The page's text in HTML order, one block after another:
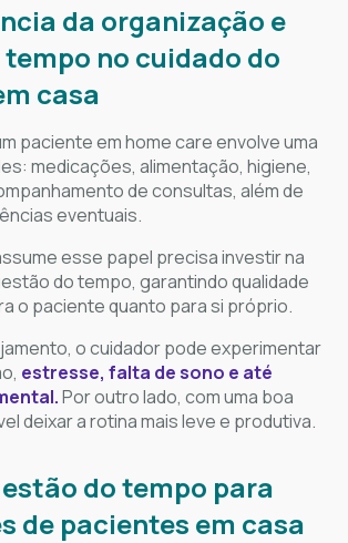
da organização e
no cuidado do
casa
paciente em home care envolve uma
medicações, alimentação, higiene,
de consultas, além de
eventuais.
esse papel precisa investir na
do tempo, garantindo qualidade
o paciente quanto para si próprio.
o cuidador pode experimentar
estresse, falta de sono e até
Por outro lado, com uma boa
deixar a rotina mais leve e produtiva.
do tempo para
de pacientes em casa